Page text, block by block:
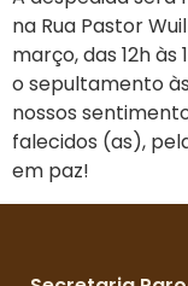
na Rua Pastor
março, das 12h às
o sepultamento
nossos
falecidos (as),
em paz!